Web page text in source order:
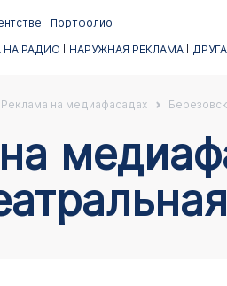
Портфолио
НА РАДИО НАРУЖНАЯ РЕКЛАМА
Реклама на медиафасадах